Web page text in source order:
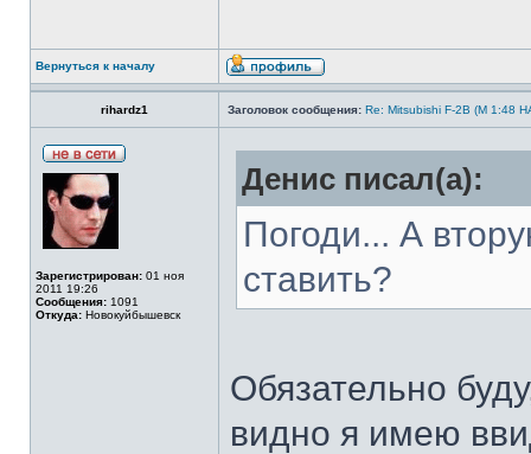
Вернуться к началу
rihardz1 Заголовок сообщения: Re: Mitsubishi F-2B (M 1:48
Зарегистрирован: 01 ноя
2011 19:26
Сообщения: 1091
Откуда: Новокуйбышевск
Денис писал(а):
Погоди... А
ставить?
Обязательно
видно я имею